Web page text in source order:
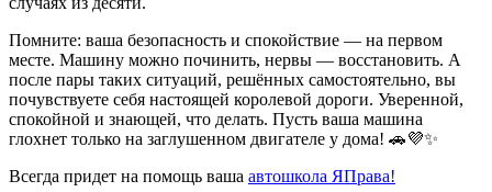
Помните: ваша безопасность и спокойствие — на первом
месте. Машину можно починить, нервы — восстановить. А
после пары таких ситуаций, решённых самостоятельно, вы
почувствуете себя настоящей королевой дороги. Уверенной,
спокойной и знающей, что делать. Пусть ваша машина
глохнет только на заглушенном двигателе у дома! 🚗💜✨
Всегда придет на помощь ваша автошкола ЯПрава!